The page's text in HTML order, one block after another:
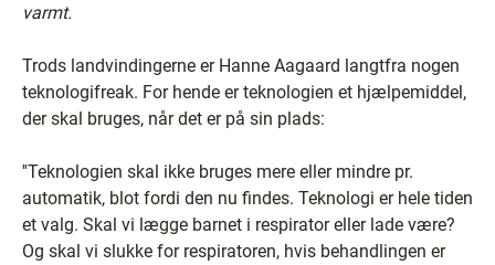
varmt.
Trods landvindingerne er Hanne Aagaard langtfra nogen
teknologifreak. For hende er teknologien et hjælpemiddel,
der skal bruges, når det er på sin plads:
''Teknologien skal ikke bruges mere eller mindre pr.
automatik, blot fordi den nu findes. Teknologi er hele tiden
et valg. Skal vi lægge barnet i respirator eller lade være?
Og skal vi slukke for respiratoren, hvis behandlingen er